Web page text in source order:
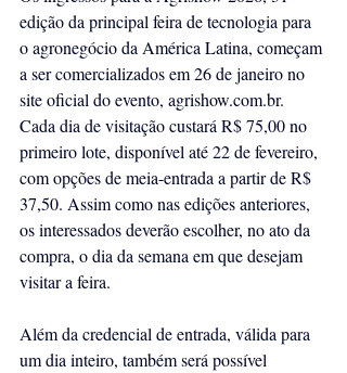
edição da principal feira de tecnologia para
o agronegócio da América Latina, começam
a ser comercializados em 26 de janeiro no
site oficial do evento, agrishow.com.br.
Cada dia de visitação custará R$ 75,00 no
primeiro lote, disponível até 22 de fevereiro,
com opções de meia-entrada a partir de R$
37,50. Assim como nas edições anteriores,
os interessados deverão escolher, no ato da
compra, o dia da semana em que desejam
visitar a feira.
Além da credencial de entrada, válida para
um dia inteiro, também será possível